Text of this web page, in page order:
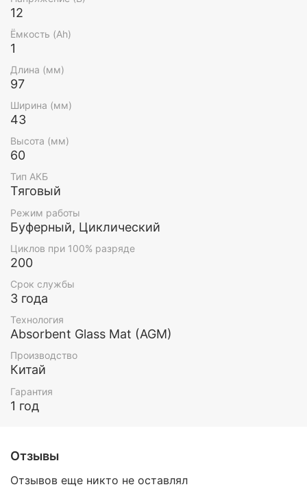
12
Ёмкость (Ah)
1
Длина (мм)
97
Ширина (мм)
43
Высота (мм)
60
Тип АКБ
Тяговый
Режим работы
Буферный, Циклический
Циклов при 100% разряде
200
Срок службы
3 года
Технология
Absorbent Glass Mat (AGM)
Производство
Китай
Гарантия
1 год
Отзывы
Отзывов еще никто не оставлял